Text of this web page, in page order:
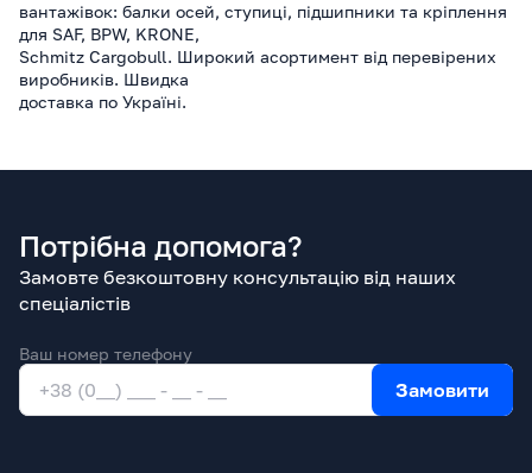
вантажівок: балки осей, ступиці, підшипники та кріплення
для SAF, BPW, KRONE,
Schmitz Cargobull. Широкий асортимент від перевірених
виробників. Швидка
доставка по Україні.
Потрібна допомога?
Замовте безкоштовну консультацію від наших
спеціалістів
Ваш номер телефону
Замовити